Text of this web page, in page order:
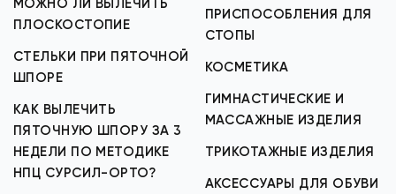
МОЖНО ЛИ ВЫЛЕЧИТЬ
ПЛОСКОСТОПИЕ
СТЕЛЬКИ ПРИ ПЯТОЧНОЙ
ШПОРЕ
КАК ВЫЛЕЧИТЬ
ПЯТОЧНУЮ ШПОРУ ЗА 3
НЕДЕЛИ ПО МЕТОДИКЕ
НПЦ СУРСИЛ-ОРТО?
ПРИСПОСОБЛЕНИЯ ДЛЯ
СТОПЫ
КОСМЕТИКА
ГИМНАСТИЧЕСКИЕ И
МАССАЖНЫЕ ИЗДЕЛИЯ
ТРИКОТАЖНЫЕ ИЗДЕЛИЯ
АКСЕССУАРЫ ДЛЯ ОБУВИ